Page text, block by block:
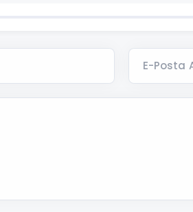
E-Posta